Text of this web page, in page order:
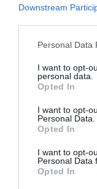
Downstream
Personal Data
I want to opt-
personal data.
Opted In
I want to opt-
Personal Data.
Opted In
I want to opt-
Personal Data
Opted In
HÍRLISTA
közötti
Szent